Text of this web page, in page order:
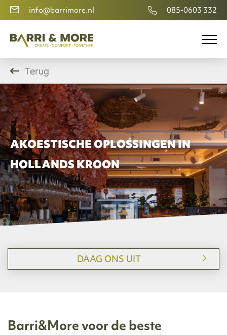
info@barrimore.nl 085-0603 332
Terug
AKOESTISCHE OPLOSSINGEN IN
HOLLANDS KROON
DAAG ONS UIT
Barri&More voor de beste